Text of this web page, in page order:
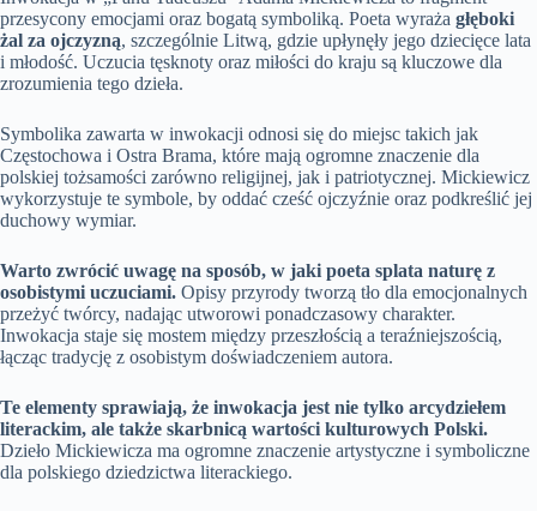
przesycony emocjami oraz bogatą symboliką. Poeta wyraża głęboki
żal za ojczyzną, szczególnie Litwą, gdzie upłynęły jego dziecięce lata
i młodość. Uczucia tęsknoty oraz miłości do kraju są kluczowe dla
zrozumienia tego dzieła.
Symbolika zawarta w inwokacji odnosi się do miejsc takich jak
Częstochowa i Ostra Brama, które mają ogromne znaczenie dla
polskiej tożsamości zarówno religijnej, jak i patriotycznej. Mickiewicz
wykorzystuje te symbole, by oddać cześć ojczyźnie oraz podkreślić jej
duchowy wymiar.
Warto zwrócić uwagę na sposób, w jaki poeta splata naturę z
osobistymi uczuciami. Opisy przyrody tworzą tło dla emocjonalnych
przeżyć twórcy, nadając utworowi ponadczasowy charakter.
Inwokacja staje się mostem między przeszłością a teraźniejszością,
łącząc tradycję z osobistym doświadczeniem autora.
Te elementy sprawiają, że inwokacja jest nie tylko arcydziełem
literackim, ale także skarbnicą wartości kulturowych Polski.
Dzieło Mickiewicza ma ogromne znaczenie artystyczne i symboliczne
dla polskiego dziedzictwa literackiego.